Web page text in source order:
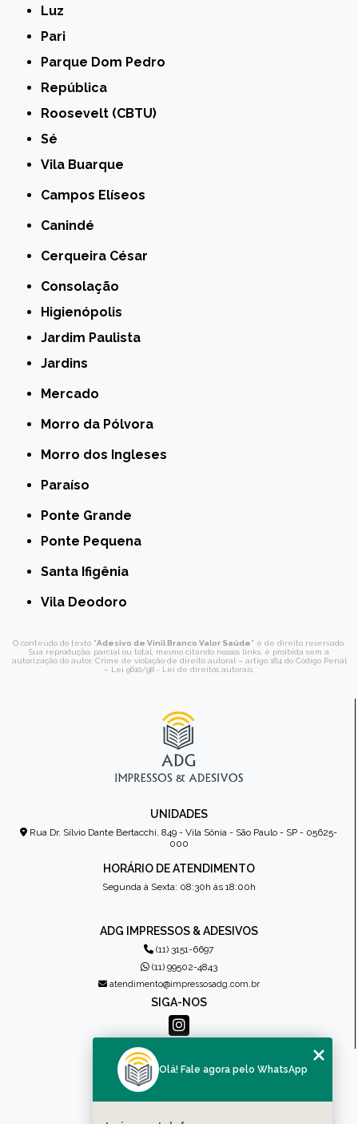
Luz
Pari
Parque Dom Pedro
República
Roosevelt (CBTU)
Sé
Vila Buarque
Campos Elíseos
Canindé
Cerqueira César
Consolação
Higienópolis
Jardim Paulista
Jardins
Mercado
Morro da Pólvora
Morro dos Ingleses
Paraíso
Ponte Grande
Ponte Pequena
Santa Ifigênia
Vila Deodoro
O conteúdo do texto "Adesivo de Vinil Branco Valor Saúde" é de direito reservado.
Sua reprodução, parcial ou total, mesmo citando nossos links, é proibida sem a
autorização do autor. Crime de violação de direito autoral – artigo 184 do Código Penal
– Lei 9610/98 - Lei de direitos autorais
UNIDADES
Rua Dr. Sílvio Dante Bertacchi, 849 - Vila Sônia - São Paulo - SP - 05625-
000
HORÁRIO DE ATENDIMENTO
Segunda à Sexta: 08:30h às 18:00h
ADG IMPRESSOS & ADESIVOS
(11) 3151-6697
(11) 99502-4843
atendimento@impressosadg.com.br
SIGA-NOS
MENU
QUEM SOMOS
PRODUTOS
Olá! Fale agora pelo WhatsApp